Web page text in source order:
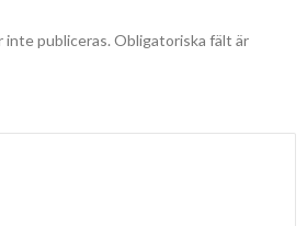
inte publiceras. Obligatoriska fält är